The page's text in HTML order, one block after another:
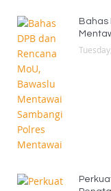
Bahas